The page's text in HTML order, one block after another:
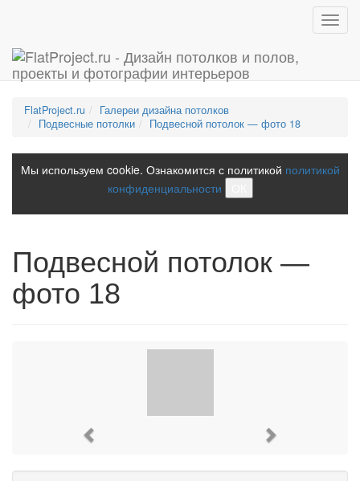
FlatProject.ru
Галереи дизайна потолков
Подвесные потолки
Подвесной потолок — фото 18
Мы используем cookie. Ознакомится с политикой политикой
конфиденциальности
Подвесной потолок —
фото 18